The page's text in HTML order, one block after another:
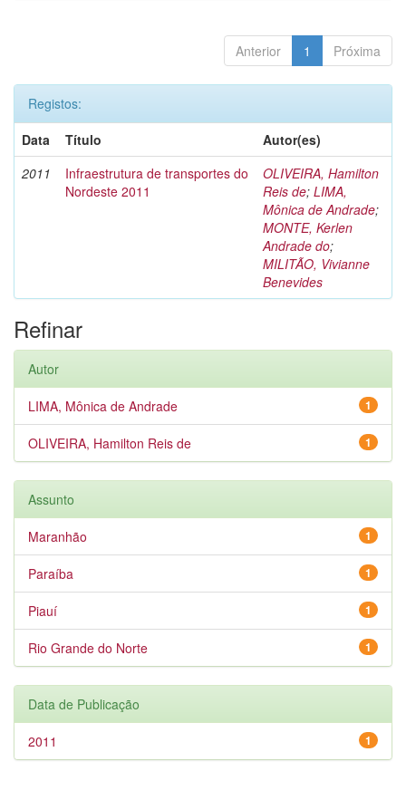
Anterior 1 Próxima
Registos:
Data
Título
Autor(es)
2011
Infraestrutura de transportes do
Nordeste 2011
OLIVEIRA, Hamilton
Reis de; LIMA,
Mônica de Andrade;
MONTE, Kerlen
Andrade do;
MILITÃO, Vivianne
Benevides
Refinar
Autor
1
LIMA, Mônica de Andrade
1
OLIVEIRA, Hamilton Reis de
Assunto
1
Maranhão
1
Paraíba
1
Piauí
1
Rio Grande do Norte
Data de Publicação
1
2011